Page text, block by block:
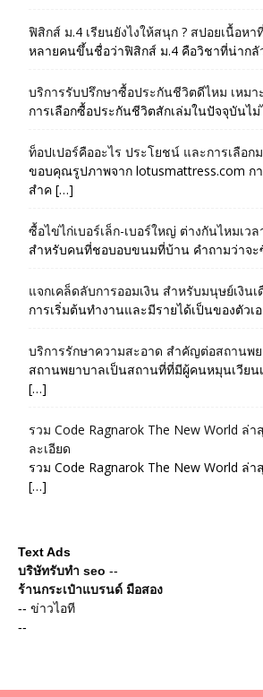
ฟิสิกส์ ม.4 เรียนยังไงให้สนุก ? สปอยเนื้อหา
หลายคนขึ้นชื่อว่าฟิสิกส์ ม.4 คือวิชาที่น่ากลั
บริการรับปรึกษาซื้อประกันชีวิตดีไหม เหมา
การเลือกซื้อประกันชีวิตสักเล่มในปัจจุบันไม่
ท็อปเปอร์คืออะไร ประโยชน์ และการเลือก
ขอบคุณรูปภาพจาก lotusmattress.com
สำค […]
ซื้อไข่ไก่เบอร์เล็ก-เบอร์ใหญ่ ต่างกันไหมเวล
สำหรับคนที่ชอบอบขนมที่บ้าน คำถามว่าจะ
แจกเคล็ดลับการออมเงิน สำหรับมนุษย์เงิน
การเริ่มต้นทำงานและมีรายได้เป็นของตัวเ
บริการรักษาความสะอาด สำคัญต่อสถานพย
สถานพยาบาลเป็นสถานที่ที่มีผู้คนหมุนเวียน
[…]
รวม Code Ragnarok The New World ล่
ละเอียด
รวม Code Ragnarok The New World ล่
[…]
Text Ads
บริษัทรับทำ seo --
ร้านกระเป๋าแบรนด์ มือสอง
-- ข่าวไอที
--